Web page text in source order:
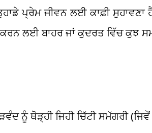
ਪ੍ਰੇਮ ਜੀਵਨ ਲਈ ਕਾਫ਼ੀ
ਲਈ ਬਾਹਰ ਜਾਂ ਕੁਦਰਤ ਵਿੱਚ ਕੁਝ
ਨੂੰ ਥੋੜ੍ਹੀ ਜਿਹੀ ਚਿੱਟੀ ਸਮੱਗਰੀ